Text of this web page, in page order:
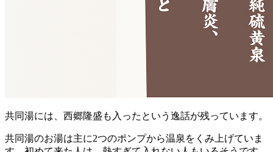
共同湯には、西郷隆盛も入ったという逸話が残っています。
共同湯のお湯は主に2つのポンプから温泉をくみ上げていま